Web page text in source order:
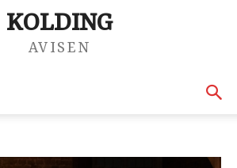
KOLDING
AVISEN